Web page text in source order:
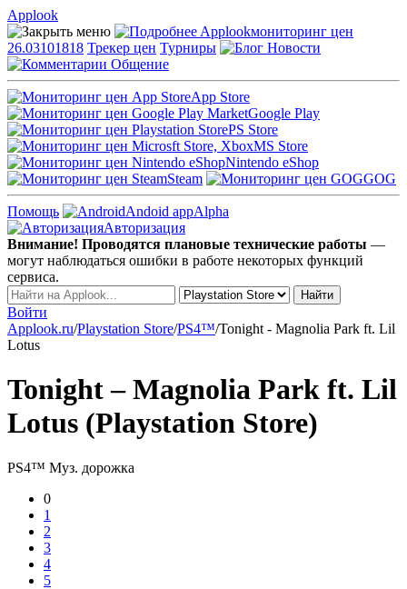
Applook
Applookмониторинг цен
26.03101818 Трекер цен Турниры
Новости
Общение
App Store
Google Play
PS Store
MS Store
Nintendo eShop
Steam
GOG
Помощь Andoid appAlpha
Авторизация
Внимание! Проводятся плановые технические работы —
могут наблюдаться ошибки в работе некоторых функций
сервиса.
Войти
Applook.ru/Playstation Store/PS4™/Tonight - Magnolia Park ft. Lil
Lotus
Tonight – Magnolia Park ft. Lil
Lotus (Playstation Store)
PS4™ Муз. дорожка
0
1
2
3
4
5